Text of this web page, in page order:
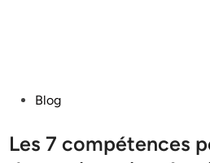
PostedBlog
Les 7 compétences